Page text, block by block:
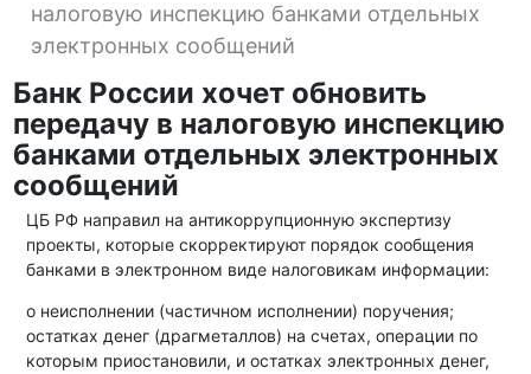
налоговую инспекцию банками отдельных
электронных сообщений
Банк России хочет обновить
передачу в налоговую инспекцию
банками отдельных электронных
сообщений
ЦБ РФ направил на антикоррупционную экспертизу
проекты, которые скорректируют порядок сообщения
банками в электронном виде налоговикам информации:
о неисполнении (частичном исполнении) поручения;
остатках денег (драгметаллов) на счетах, операции по
которым приостановили, и остатках электронных денег,